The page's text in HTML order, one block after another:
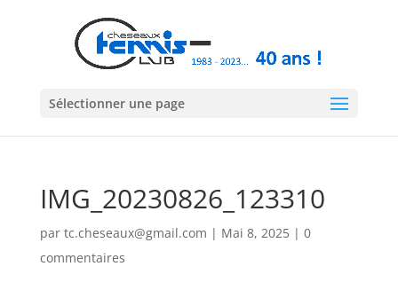
Sélectionner une page
IMG_20230826_123310
par tc.cheseaux@gmail.com | Mai 8, 2025| 0
commentaires